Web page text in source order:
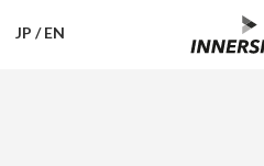
JP /EN